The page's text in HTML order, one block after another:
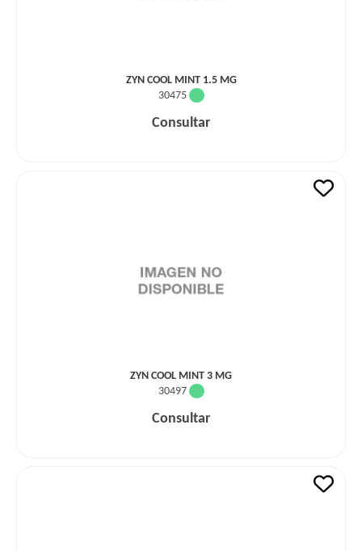
ZYN COOL MINT 1.5 MG
30475
Consultar
ZYN COOL MINT 3 MG
30497
Consultar